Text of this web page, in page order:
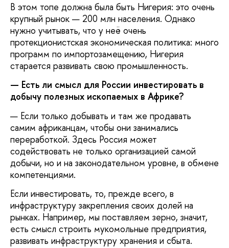
В этом топе должна была быть Нигерия: это очень
крупный рынок — 200 млн населения. Однако
нужно учитывать, что у неё очень
протекционистская экономическая политика: много
программ по импортозамещению, Нигерия
старается развивать свою промышленность.
— Есть ли смысл для России инвестировать в
добычу полезных ископаемых в Африке?
— Если только добывать и там же продавать
самим африканцам, чтобы они занимались
переработкой. Здесь Россия может
содействовать не только организацией самой
добычи, но и на законодательном уровне, в обмене
компетенциями.
Если инвестировать, то, прежде всего, в
инфраструктуру закрепления своих долей на
рынках. Например, мы поставляем зерно, значит,
есть смысл строить мукомольные предприятия,
развивать инфраструктуру хранения и сбыта.